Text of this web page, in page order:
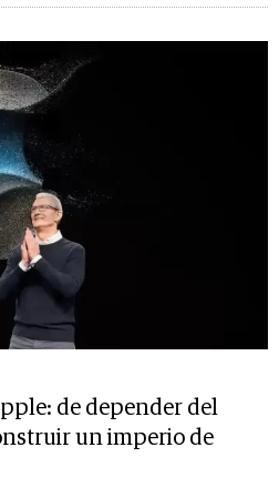
de depender del
un imperio de